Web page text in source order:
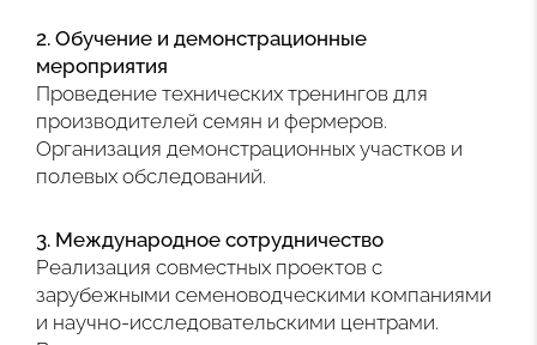
2. Обучение и демонстрационные
мероприятия
Проведение технических тренингов для
производителей семян и фермеров.
Организация демонстрационных участков и
полевых обследований.
3. Международное сотрудничество
Реализация совместных проектов с
зарубежными семеноводческими компаниями
и научно-исследовательскими центрами.